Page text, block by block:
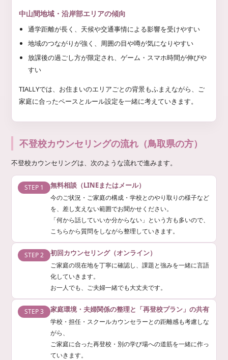
中山間地域・沿岸部エリアの傾向
通学距離が長く、天候や交通事情による影響を受けやすい
地域のつながりが強く、周囲の目や噂が気になりやすい
放課後の過ごし方が限定され、ゲーム・スマホ時間が伸びや
すい
TIALLYでは、お住まいのエリアごとの背景もふまえながら、ご
家庭に合ったペースとルール設定を一緒に考えていきます。
不登校カウンセリングの流れ（鳥取県の方）
不登校カウンセリングは、次のような流れで進みます。
STEP 1 無料相談（LINEまたはメール）
今のご状況・ご家庭の構成・学校とのやり取りの様子など
を、差し支えない範囲でお聞かせください。
「何から話していいか分からない」という方も多いので、
こちらから質問をしながら整理していきます。
STEP 2 初回カウンセリング（オンライン）
ご家庭の現在地を丁寧に確認し、課題と強みを一緒に言語
化していきます。
お一人でも、ご夫婦一緒でも大丈夫です。
STEP 3 家庭環境・夫婦関係の整理と「再登校プラン」の共有
学校・担任・スクールカウンセラーとの距離感も考慮しな
がら、
ご家庭に合った再登校・別の学び場への道筋を一緒に作っ
ていきます。